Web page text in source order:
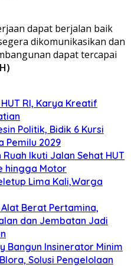
dapat berjalan baik
dikomunikasikan dan
dapat tercapai
RI, Karya Kreatif
Politik, Bidik 6 Kursi
Pemilu 2029
Ikuti Jalan Sehat HUT
hingga Motor
Lima Kali,Warga
Alat Berat Pertamina,
dan Jembatan Jadi
Bangun Insinerator Minim
Solusi Pengelolaan